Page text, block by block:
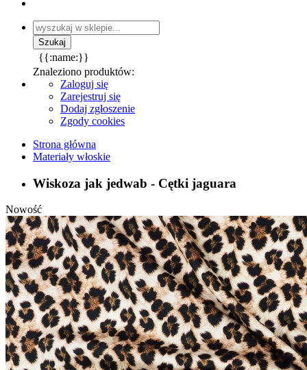
{{:name:}}
Znaleziono produktów:
Zaloguj się
Zarejestruj się
Dodaj zgłoszenie
Zgody cookies
Strona główna
Materiały włoskie
Wiskoza jak jedwab - Cętki jaguara
Nowość